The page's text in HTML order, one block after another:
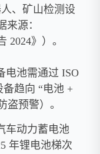
、矿山检测设
源：
2024》）。
电池需通过 ISO
备趋向 “电池 +
盗预警）。
车动力蓄电池
年锂电池梯次